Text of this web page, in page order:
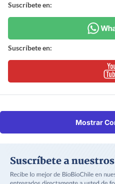
Suscríbete en:
Suscríbete en:
Mostrar